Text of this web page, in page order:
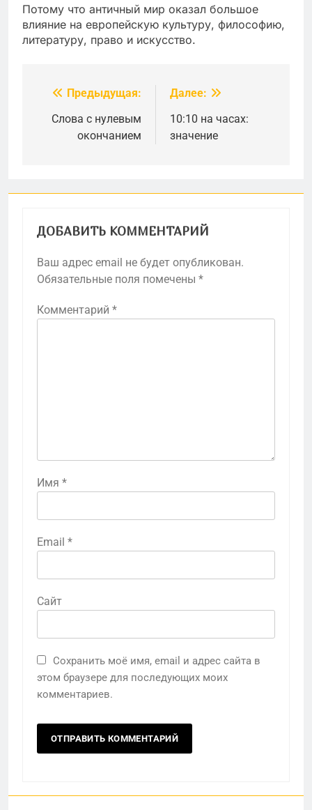
Потому что античный мир оказал большое
влияние на европейскую культуру, философию,
литературу, право и искусство.
Навигация
по
Предыдущая:
Слова с нулевым
окончанием
Далее:
10:10 на часах:
значение
ДОБАВИТЬ КОММЕНТАРИЙ
Ваш адрес email не будет опубликован.
Обязательные поля помечены *
Комментарий *
Имя *
Email *
Сайт
Сохранить моё имя, email и адрес сайта в
этом браузере для последующих моих
комментариев.